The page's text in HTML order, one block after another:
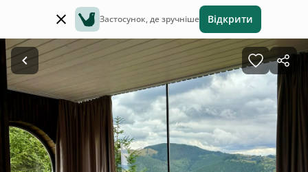
Застосунок, де зручніше Відкрити